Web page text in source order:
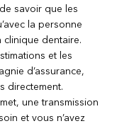
savoir que les
la personne
clinique dentaire.
et les
d’assurance,
directement.
une transmission
et vous n’avez